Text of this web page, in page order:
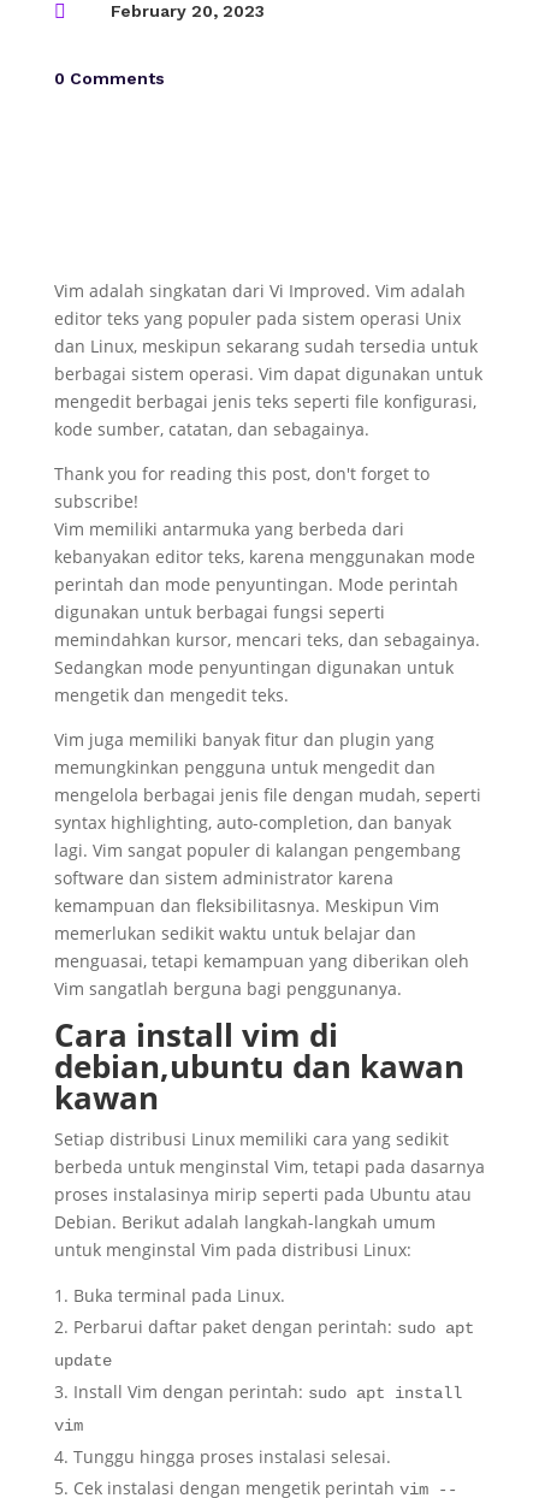
 February 20, 2023
0 Comments
Vim adalah singkatan dari Vi Improved. Vim adalah
editor teks yang populer pada sistem operasi Unix
dan Linux, meskipun sekarang sudah tersedia untuk
berbagai sistem operasi. Vim dapat digunakan untuk
mengedit berbagai jenis teks seperti file konfigurasi,
kode sumber, catatan, dan sebagainya.
Thank you for reading this post, don't forget to
subscribe!
Vim memiliki antarmuka yang berbeda dari
kebanyakan editor teks, karena menggunakan mode
perintah dan mode penyuntingan. Mode perintah
digunakan untuk berbagai fungsi seperti
memindahkan kursor, mencari teks, dan sebagainya.
Sedangkan mode penyuntingan digunakan untuk
mengetik dan mengedit teks.
Vim juga memiliki banyak fitur dan plugin yang
memungkinkan pengguna untuk mengedit dan
mengelola berbagai jenis file dengan mudah, seperti
syntax highlighting, auto-completion, dan banyak
lagi. Vim sangat populer di kalangan pengembang
software dan sistem administrator karena
kemampuan dan fleksibilitasnya. Meskipun Vim
memerlukan sedikit waktu untuk belajar dan
menguasai, tetapi kemampuan yang diberikan oleh
Vim sangatlah berguna bagi penggunanya.
Cara install vim di
debian,ubuntu dan kawan
kawan
Setiap distribusi Linux memiliki cara yang sedikit
berbeda untuk menginstal Vim, tetapi pada dasarnya
proses instalasinya mirip seperti pada Ubuntu atau
Debian. Berikut adalah langkah-langkah umum
untuk menginstal Vim pada distribusi Linux:
Buka terminal pada Linux.
Perbarui daftar paket dengan perintah: sudo apt
update
Install Vim dengan perintah: sudo apt install
vim
Tunggu hingga proses instalasi selesai.
Cek instalasi dengan mengetik perintah vim --